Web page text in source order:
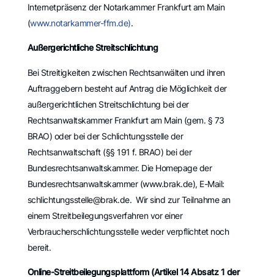
Internetpräsenz der Notarkammer Frankfurt am Main
(www.notarkammer-ffm.de).
Außergerichtliche Streitschlichtung
Bei Streitigkeiten zwischen Rechtsanwälten und ihren
Auftraggebern besteht auf Antrag die Möglichkeit der
außergerichtlichen Streitschlichtung bei der
Rechtsanwaltskammer Frankfurt am Main (gem. § 73
BRAO) oder bei der Schlichtungsstelle der
Rechtsanwaltschaft (§§ 191 f. BRAO) bei der
Bundesrechtsanwaltskammer. Die Homepage der
Bundesrechtsanwaltskammer (www.brak.de), E-Mail:
schlichtungsstelle@brak.de. Wir sind zur Teilnahme an
einem Streitbeilegungsverfahren vor einer
Verbraucherschlichtungsstelle weder verpflichtet noch
bereit.
Online-Streitbeilegungsplattform (Artikel 14 Absatz 1 der